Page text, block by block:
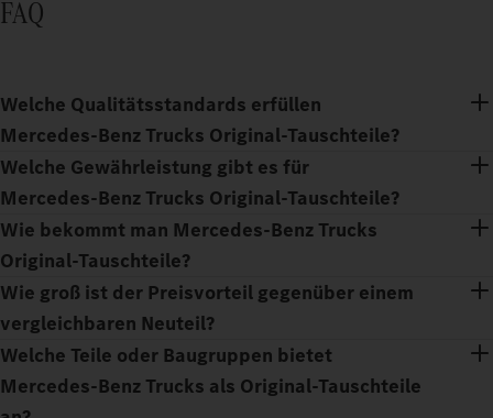
FAQ
Welche Qualitätsstandards erfüllen
Mercedes‑Benz Trucks Original-Tauschteile?
Welche Gewährleistung gibt es für
Mercedes‑Benz Trucks Original-Tauschteile?
Wie bekommt man Mercedes‑Benz Trucks
Original-Tauschteile?
Wie groß ist der Preisvorteil gegenüber einem
vergleichbaren Neuteil?
Welche Teile oder Baugruppen bietet
Mercedes‑Benz Trucks als Original-Tauschteile